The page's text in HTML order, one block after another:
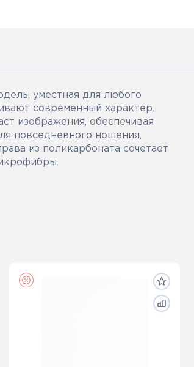
уместная для любого
современный характер.
изображения, обеспечивая
повседневного ношения,
из поликарбоната сочетает